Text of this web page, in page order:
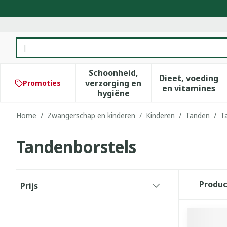
Product, merk, categorie...
Promoties
Schoonheid,
verzorging en
hygiëne
Toon submenu voor
Dieet, voeding
en vitamines
Toon
Home / Zwangerschap en kinderen / Kinderen / Tanden /
Tandenborstels
Prijs